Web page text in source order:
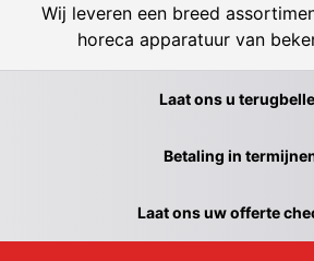
Wij leveren een breed
horeca apparatuur van
Laat ons u
Betaling in
Laat ons uw offerte